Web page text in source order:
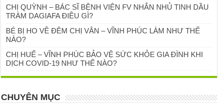
CHỊ QUỲNH – BÁC SĨ BỆNH VIỆN FV NHẮN NHỦ TINH DẦU
TRÀM DAGIAFA ĐIỀU GÌ?
BÉ BỊ HO VỀ ĐÊM CHỊ VÂN – VĨNH PHÚC LÀM NHƯ THẾ
NÀO?
CHỊ HUẾ – VĨNH PHÚC BẢO VỆ SỨC KHỎE GIA ĐÌNH KHI
DỊCH COVID-19 NHƯ THẾ NÀO?
CHUYÊN MỤC